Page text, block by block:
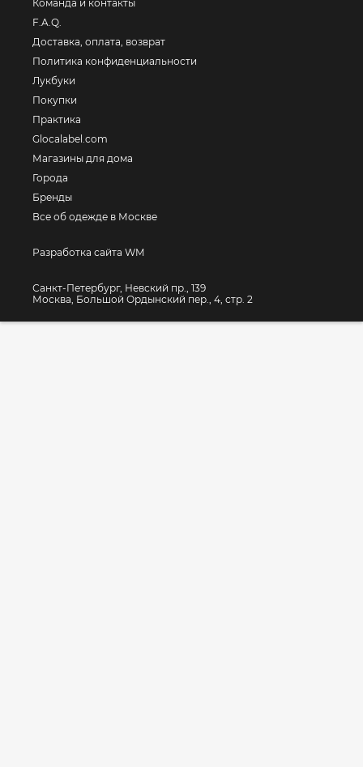
Команда и контакты
F.A.Q.
Доставка, оплата, возврат
Политика конфиденциальности
Лукбуки
Покупки
Практика
Glocalabel.com
Магазины для дома
Города
Бренды
Все об одежде в Москве
Разработка сайта WM
Санкт-Петербург, Невский пр., 139
Москва, Большой Ордынский пер., 4, стр. 2